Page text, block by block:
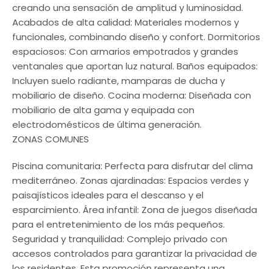
creando una sensación de amplitud y luminosidad.
Acabados de alta calidad: Materiales modernos y
funcionales, combinando diseño y confort. Dormitorios
espaciosos: Con armarios empotrados y grandes
ventanales que aportan luz natural. Baños equipados:
Incluyen suelo radiante, mamparas de ducha y
mobiliario de diseño. Cocina moderna: Diseñada con
mobiliario de alta gama y equipada con
electrodomésticos de última generación.
ZONAS COMUNES
Piscina comunitaria: Perfecta para disfrutar del clima
mediterráneo. Zonas ajardinadas: Espacios verdes y
paisajísticos ideales para el descanso y el
esparcimiento. Área infantil: Zona de juegos diseñada
para el entretenimiento de los más pequeños.
Seguridad y tranquilidad: Complejo privado con
accesos controlados para garantizar la privacidad de